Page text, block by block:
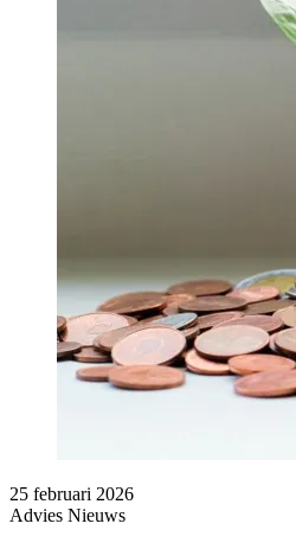
25 februari 2026
Advies Nieuws